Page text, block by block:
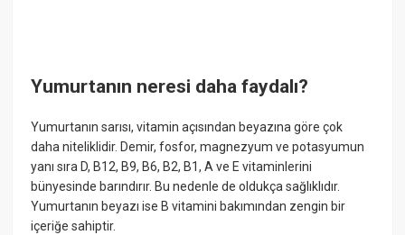
Yumurtanın neresi daha faydalı?
Yumurtanın sarısı, vitamin açısından beyazına göre çok
daha niteliklidir. Demir, fosfor, magnezyum ve potasyumun
yanı sıra D, B12, B9, B6, B2, B1, A ve E vitaminlerini
bünyesinde barındırır. Bu nedenle de oldukça sağlıklıdır.
Yumurtanın beyazı ise B vitamini bakımından zengin bir
içeriğe sahiptir.